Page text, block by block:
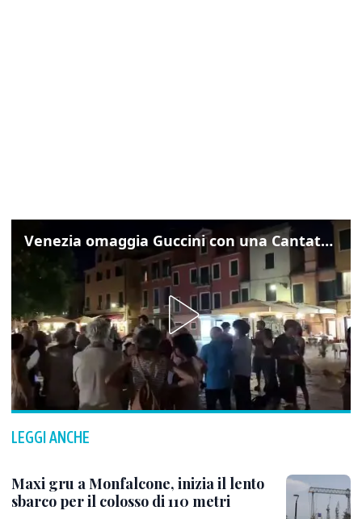
Venezia omaggia Guccini con una Cantata Anarchica in campo Santa Margherita
LEGGI ANCHE
Maxi gru a Monfalcone, inizia il lento
sbarco per il colosso di 110 metri